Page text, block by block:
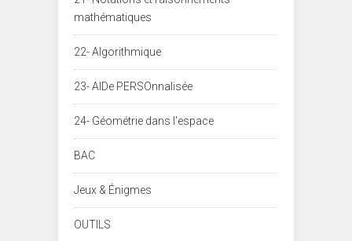
mathématiques
22- Algorithmique
23- AIDe PERSOnnalisée
24- Géométrie dans l'espace
BAC
Jeux & Énigmes
OUTILS